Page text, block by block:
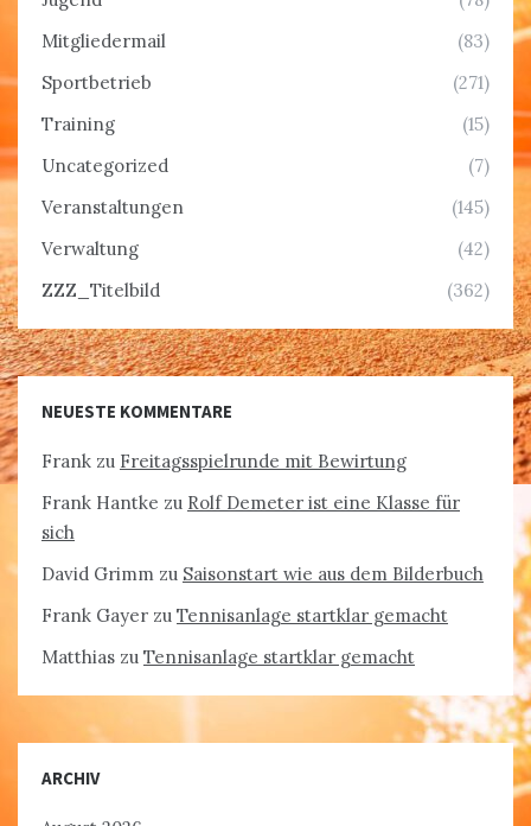
Mitgliedermail
(83)
Sportbetrieb
(271)
Training
(15)
Uncategorized
(7)
Veranstaltungen
(145)
Verwaltung
(42)
ZZZ_Titelbild
(362)
NEUESTE KOMMENTARE
Frank zu Freitagsspielrunde mit Bewirtung
Frank Hantke zu Rolf Demeter ist eine Klasse für
sich
David Grimm zu Saisonstart wie aus dem Bilderbuch
Frank Gayer zu Tennisanlage startklar gemacht
Matthias zu Tennisanlage startklar gemacht
ARCHIV